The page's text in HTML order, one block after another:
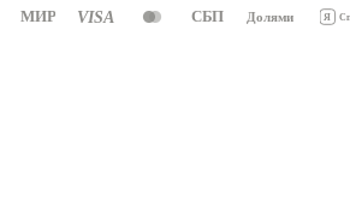
МИР VISA СБП Долями Я